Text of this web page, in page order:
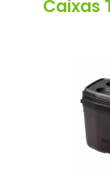
Caixas